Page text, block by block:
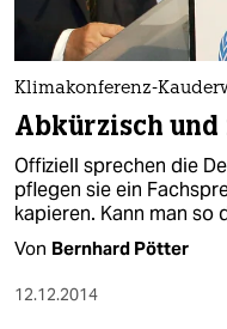
Klimakonferenz-
Abkürzisch
Offiziell sprechen die
pflegen sie ein
kapieren. Kann man so
Von Bernhard Pötter
12.12.2014